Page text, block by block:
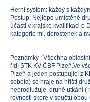
Herní systém: každý s
Postup: Nejlépe umístěné
účasti v krajské kvalifikaci o
kategorie ml. dorostenek a
Poznámky : Všechna
řídí STK KV ČBF Plzeň.Ve
Plzeň a jeden postupující z
sobota) se hraje na hřišti
neprodlužuje, druhé utkání (
rovnosti skore v součtu